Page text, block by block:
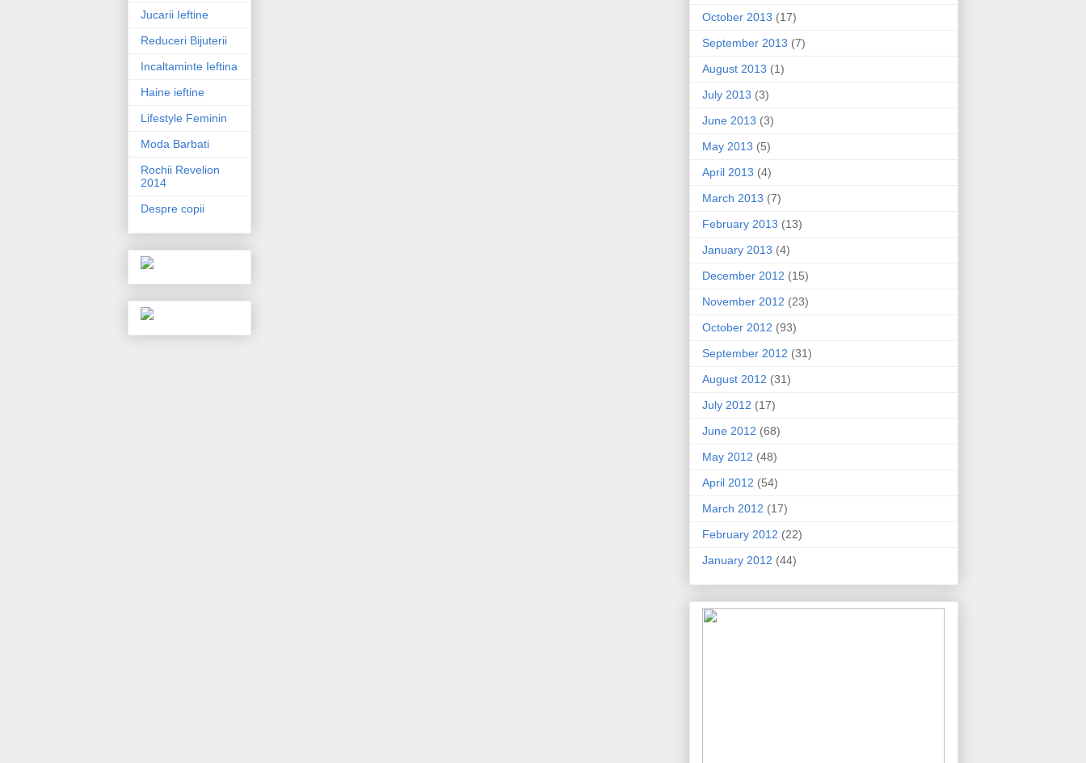
Jucarii Ieftine
Reduceri Bijuterii
Incaltaminte Ieftina
Haine ieftine
Lifestyle Feminin
Moda Barbati
Rochii Revelion
2014
Despre copii
October 2013 (17)
September 2013 (7)
August 2013 (1)
July 2013 (3)
June 2013 (3)
May 2013 (5)
April 2013 (4)
March 2013 (7)
February 2013 (13)
January 2013 (4)
December 2012 (15)
November 2012 (23)
October 2012 (93)
September 2012 (31)
August 2012 (31)
July 2012 (17)
June 2012 (68)
May 2012 (48)
April 2012 (54)
March 2012 (17)
February 2012 (22)
January 2012 (44)